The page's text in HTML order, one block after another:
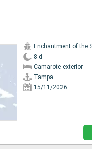
Enchantment of the
8 d
Camarote exterior
Tampa
15/11/2026